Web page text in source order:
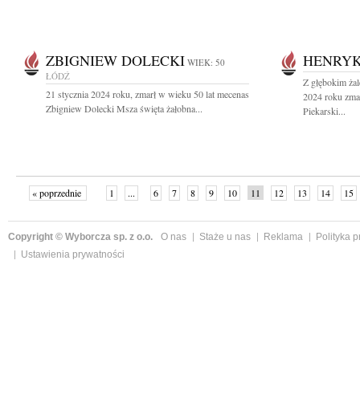
ZBIGNIEW DOLECKI WIEK: 50
ŁÓDŹ
21 stycznia 2024 roku, zmarł w wieku 50 lat mecenas
Zbigniew Dolecki Msza święta żałobna...
Z głębokim
2024 roku
Piekarski...
« poprzednie 1 ... 6 7 8 9 10 11 12 13 14 15
Copyright © Wyborcza sp. z o.o. O nas Staże u nas Reklama
Polityka
Ustawienia prywatności